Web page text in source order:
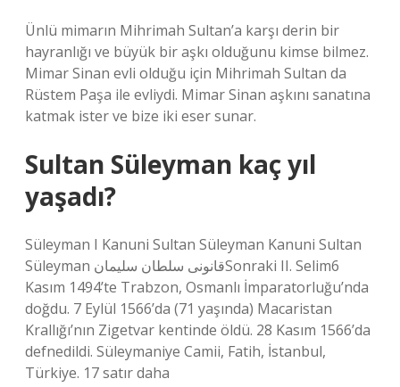
Ünlü mimarın Mihrimah Sultan’a karşı derin bir
hayranlığı ve büyük bir aşkı olduğunu kimse bilmez.
Mimar Sinan evli olduğu için Mihrimah Sultan da
Rüstem Paşa ile evliydi. Mimar Sinan aşkını sanatına
katmak ister ve bize iki eser sunar.
Sultan Süleyman kaç yıl
yaşadı?
Süleyman I Kanuni Sultan Süleyman Kanuni Sultan
Süleyman قانونى سلطان سليمانSonraki II. Selim6
Kasım 1494’te Trabzon, Osmanlı İmparatorluğu’nda
doğdu. 7 Eylül 1566’da (71 yaşında) Macaristan
Krallığı’nın Zigetvar kentinde öldü. 28 Kasım 1566’da
defnedildi. Süleymaniye Camii, Fatih, İstanbul,
Türkiye. 17 satır daha